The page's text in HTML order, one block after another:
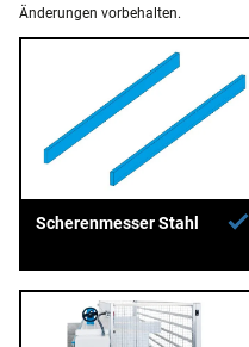
Änderungen vorbehalten.
Scherenmesser Stahl